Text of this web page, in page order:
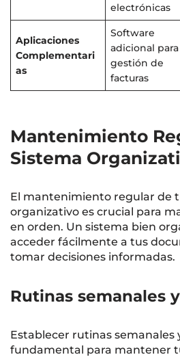
electrónicas
Aplicaciones
Complementari
as
Software
adicional para
gestión de
facturas
Mantenimiento
Sistema
El mantenimiento regular de
organizativo es crucial para
en orden. Un sistema bien
acceder fácilmente a tus
tomar decisiones informadas.
Rutinas semanales
Establecer rutinas semanales
fundamental para mantener